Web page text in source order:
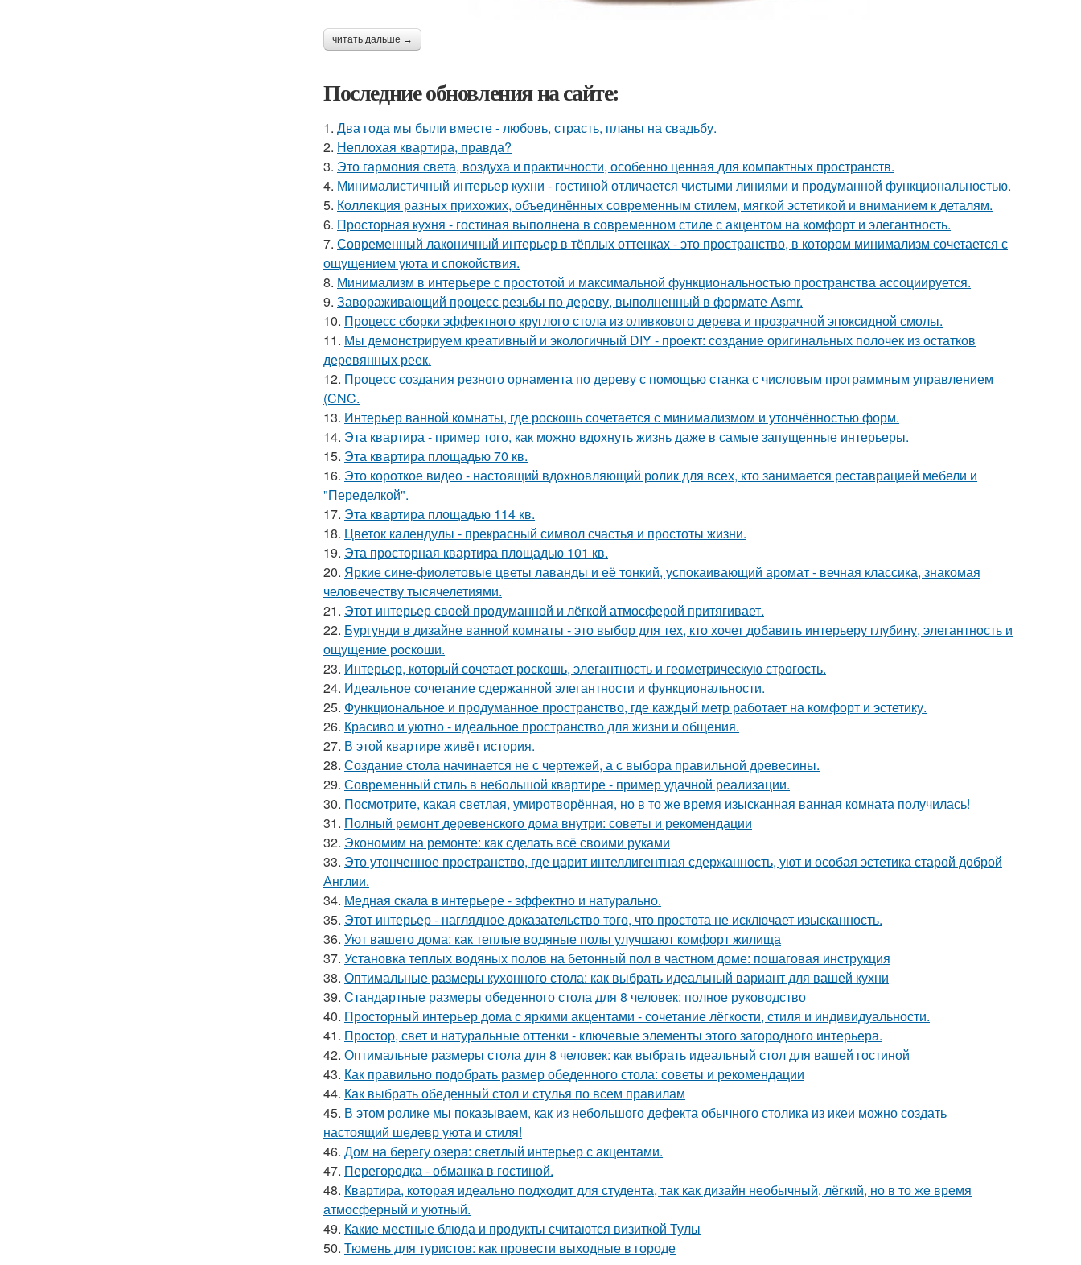
читать дальше →
Последние обновления на сайте:
1. Два года мы были вместе - любовь, страсть, планы на свадьбу.
2. Неплохая квартира, правда?
3. Это гармония света, воздуха и практичности, особенно ценная для компактных пространств.
4. Минималистичный интерьер кухни - гостиной отличается чистыми линиями и продуманной функциональностью.
5. Коллекция разных прихожих, объединённых современным стилем, мягкой эстетикой и вниманием к деталям.
6. Просторная кухня - гостиная выполнена в современном стиле с акцентом на комфорт и элегантность.
7. Современный лаконичный интерьер в тёплых оттенках - это пространство, в котором минимализм сочетается с
ощущением уюта и спокойствия.
8. Минимализм в интерьере с простотой и максимальной функциональностью пространства ассоциируется.
9. Завораживающий процесс резьбы по дереву, выполненный в формате Asmr.
10. Процесс сборки эффектного круглого стола из оливкового дерева и прозрачной эпоксидной смолы.
11. Мы демонстрируем креативный и экологичный DIY - проект: создание оригинальных полочек из остатков
деревянных реек.
12. Процесс создания резного орнамента по дереву с помощью станка с числовым программным управлением
(CNC.
13. Интерьер ванной комнаты, где роскошь сочетается с минимализмом и утончённостью форм.
14. Эта квартира - пример того, как можно вдохнуть жизнь даже в самые запущенные интерьеры.
15. Эта квартира площадью 70 кв.
16. Это короткое видео - настоящий вдохновляющий ролик для всех, кто занимается реставрацией мебели и
"Переделкой".
17. Эта квартира площадью 114 кв.
18. Цветок календулы - прекрасный символ счастья и простоты жизни.
19. Эта просторная квартира площадью 101 кв.
20. Яркие сине-фиолетовые цветы лаванды и её тонкий, успокаивающий аромат - вечная классика, знакомая
человечеству тысячелетиями.
21. Этот интерьер своей продуманной и лёгкой атмосферой притягивает.
22. Бургунди в дизайне ванной комнаты - это выбор для тех, кто хочет добавить интерьеру глубину, элегантность и
ощущение роскоши.
23. Интерьер, который сочетает роскошь, элегантность и геометрическую строгость.
24. Идеальное сочетание сдержанной элегантности и функциональности.
25. Функциональное и продуманное пространство, где каждый метр работает на комфорт и эстетику.
26. Красиво и уютно - идеальное пространство для жизни и общения.
27. В этой квартире живёт история.
28. Создание стола начинается не с чертежей, а с выбора правильной древесины.
29. Современный стиль в небольшой квартире - пример удачной реализации.
30. Посмотрите, какая светлая, умиротворённая, но в то же время изысканная ванная комната получилась!
31. Полный ремонт деревенского дома внутри: советы и рекомендации
32. Экономим на ремонте: как сделать всё своими руками
33. Это утонченное пространство, где царит интеллигентная сдержанность, уют и особая эстетика старой доброй
Англии.
34. Медная скала в интерьере - эффектно и натурально.
35. Этот интерьер - наглядное доказательство того, что простота не исключает изысканность.
36. Уют вашего дома: как теплые водяные полы улучшают комфорт жилища
37. Установка теплых водяных полов на бетонный пол в частном доме: пошаговая инструкция
38. Оптимальные размеры кухонного стола: как выбрать идеальный вариант для вашей кухни
39. Стандартные размеры обеденного стола для 8 человек: полное руководство
40. Просторный интерьер дома с яркими акцентами - сочетание лёгкости, стиля и индивидуальности.
41. Простор, свет и натуральные оттенки - ключевые элементы этого загородного интерьера.
42. Оптимальные размеры стола для 8 человек: как выбрать идеальный стол для вашей гостиной
43. Как правильно подобрать размер обеденного стола: советы и рекомендации
44. Как выбрать обеденный стол и стулья по всем правилам
45. В этом ролике мы показываем, как из небольшого дефекта обычного столика из икеи можно создать
настоящий шедевр уюта и стиля!
46. Дом на берегу озера: светлый интерьер с акцентами.
47. Перегородка - обманка в гостиной.
48. Квартира, которая идеально подходит для студента, так как дизайн необычный, лёгкий, но в то же время
атмосферный и уютный.
49. Какие местные блюда и продукты считаются визиткой Тулы
50. Тюмень для туристов: как провести выходные в городе